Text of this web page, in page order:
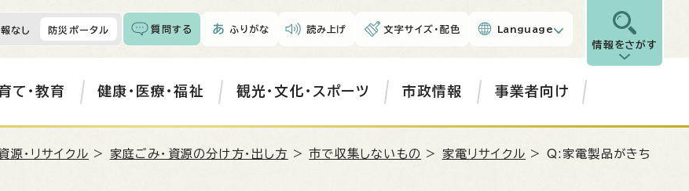
なし 防災ポータル 質問する ふりがな 読み上げ 文字サイズ・配色 Language
情報をさがす
て・教育 健康・医療・福祉 観光・文化・スポーツ 市政情報 事業者向け
源・リサイクル > 家庭ごみ・資源の分け方・出し方 >市で収集しないもの > 家電リサイクル > Q:家電製品がきち